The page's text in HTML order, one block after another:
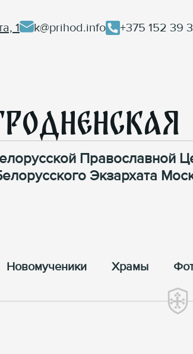
1 k@prihod.info +375 152 39
Православной
Экзархата
Новомученики Храмы